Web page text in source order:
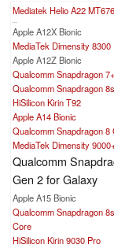
Mediatek Helio A22
...
Apple A12X Bionic
MediaTek Dimensity 8300
Apple A12Z Bionic
Qualcomm Snapdragon
Qualcomm Snapdragon
HiSilicon Kirin T92
Apple A14 Bionic
Qualcomm Snapdragon 8
MediaTek Dimensity
Qualcomm
Gen 2 for Galaxy
Apple A15 Bionic
Qualcomm Snapdragon
Core
HiSilicon Kirin 9030 Pro